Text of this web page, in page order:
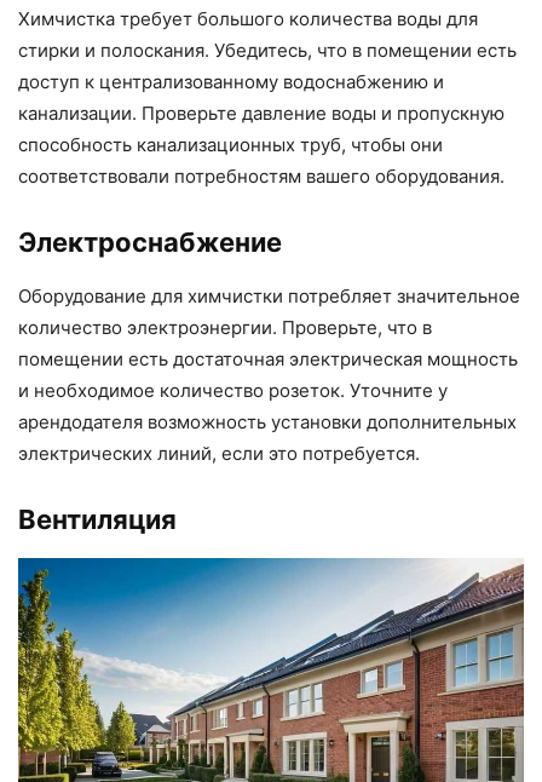
Химчистка требует большого количества воды для
стирки и полоскания. Убедитесь, что в помещении есть
доступ к централизованному водоснабжению и
канализации. Проверьте давление воды и пропускную
способность канализационных труб, чтобы они
соответствовали потребностям вашего оборудования.
Электроснабжение
Оборудование для химчистки потребляет значительное
количество электроэнергии. Проверьте, что в
помещении есть достаточная электрическая мощность
и необходимое количество розеток. Уточните у
арендодателя возможность установки дополнительных
электрических линий, если это потребуется.
Вентиляция